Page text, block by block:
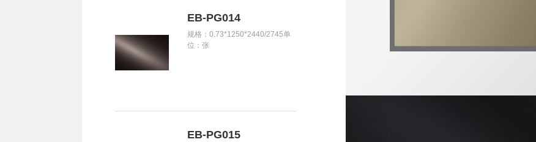
EB-PG014
规格：0.73*1250*2440/2745单
位：张
EB-PG015